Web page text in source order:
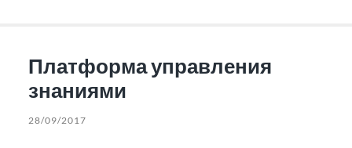
Платформа управления
знаниями
28/09/2017